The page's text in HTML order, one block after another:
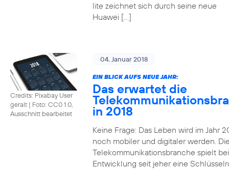
lite zeichnet sich durch seine neue
Huawei […]
Credits: Pixabay User
geralt | Foto: CC0 1.0,
Ausschnitt bearbeitet
04. Januar 2018
EIN BLICK AUFS NEUE JAHR:
Das erwartet die
in 2018
Keine Frage: Das Leben wird im Jahr
noch mobiler und digitaler werden.
Telekommunikationsbranche spielt
Entwicklung seit jeher eine